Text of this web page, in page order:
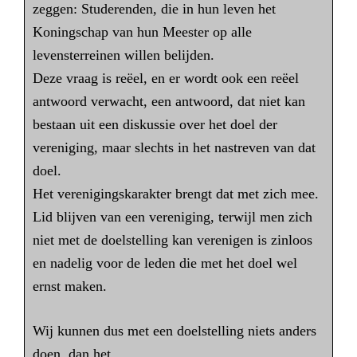
zeggen: Studerenden, die in hun leven het
Koningschap van hun Meester op alle
levensterreinen willen belijden.
Deze vraag is reëel, en er wordt ook een reëel
antwoord verwacht, een antwoord, dat niet kan
bestaan uit een diskussie over het doel der
vereniging, maar slechts in het nastreven van dat
doel.
Het verenigingskarakter brengt dat met zich mee.
Lid blijven van een vereniging, terwijl men zich
niet met de doelstelling kan verenigen is zinloos
en nadelig voor de leden die met het doel wel
ernst maken.
Wij kunnen dus met een doelstelling niets anders
doen, dan het